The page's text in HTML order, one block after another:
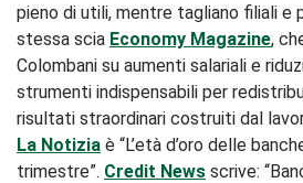
pieno di utili, mentre tagliano filiali e
stessa scia Economy Magazine,
Colombani su aumenti salariali e
strumenti indispensabili per
risultati straordinari costruiti dal
La Notizia è “L’età d’oro delle
trimestre”. Credit News scrive: